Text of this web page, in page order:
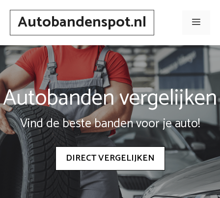
Spring
inhoudAutobandenspot.nl Menu
Autobanden vergelijken
Vind de beste banden voor je auto!
DIRECT VERGELIJKEN